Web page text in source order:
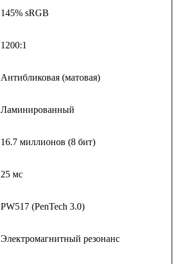
145% sRGB
1200:1
Антибликовая (матовая)
Ламинированный
16.7 миллионов (8 бит)
25 мс
PW517 (PenTech 3.0)
Электромагнитный резонанс